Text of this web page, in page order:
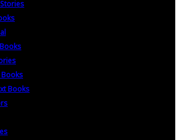
Books